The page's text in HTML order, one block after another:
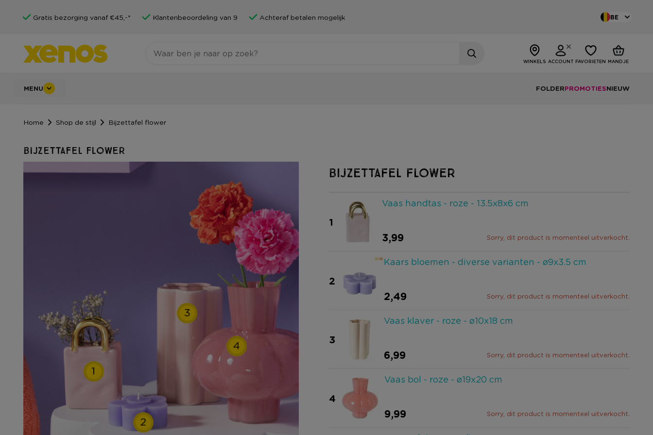
Gratis bezorging vanaf €45,-* Klantenbeoordeling van 9 Achteraf betalen mogelijk BE
WINKELS ACCOUNT FAVORIETEN MANDJE
MENU FOLDERPROMOTIESNIEUW
Home Shop de stijl Bijzettafel flower
Bijzettafel flower
1
2
3
4
BIJZETTAFEL FLOWER
1
Vaas handtas - roze - 13.5x8x6 cm
3,99 Sorry, dit product is momenteel uitverkocht.
2
Kaars bloemen - diverse varianten - ø9x3.5 cm
2,49 Sorry, dit product is momenteel uitverkocht.
3
Vaas klaver - roze - ø10x18 cm
6,99 Sorry, dit product is momenteel uitverkocht.
4
Vaas bol - roze - ø19x20 cm
9,99 Sorry, dit product is momenteel uitverkocht.